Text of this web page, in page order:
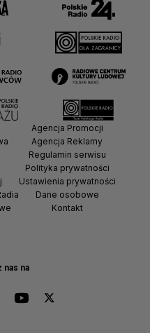
nas na
Agencja Promocji
Agencja Reklamy
Regulamin serwisu
Polityka prywatności
Ustawienia prywatności
Dane osobowe
Kontakt